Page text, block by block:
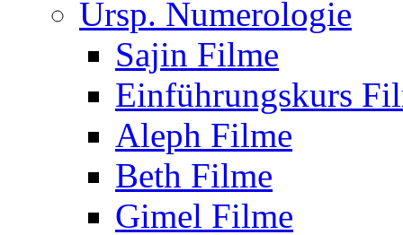
Ursp. Numerologie
Sajin Filme
Einführungskurs
Aleph Filme
Beth Filme
Gimel Filme